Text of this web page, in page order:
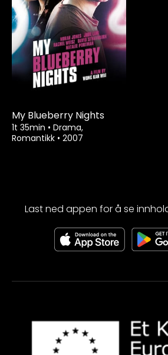
My Blueberry Nights
1t 35min • Drama,
Romantikk • 2007
Last ned appen for å se